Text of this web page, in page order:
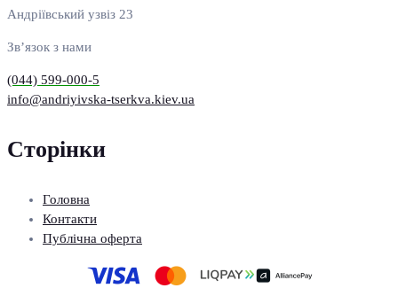
Андріївський узвіз 23
Зв’язок з нами
(044) 599-000-5
info@andriyivska-tserkva.kiev.ua
Сторінки
Головна
Контакти
Публічна оферта